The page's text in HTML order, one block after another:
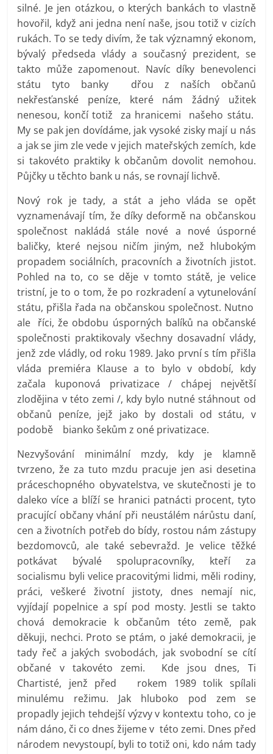
silné. Je jen otázkou, o kterých bankách to vlastně
hovořil, když ani jedna není naše, jsou totiž v cizích
rukách. To se tedy divím, že tak významný ekonom,
bývalý předseda vlády a současný prezident, se
takto může zapomenout. Navíc díky benevolenci
státu tyto banky dřou z naších občanů
nekřesťanské peníze, které nám žádný užitek
nenesou, končí totiž za hranicemi našeho státu.
My se pak jen dovídáme, jak vysoké zisky mají u nás
a jak se jim zle vede v jejich mateřských zemích, kde
si takovéto praktiky k občanům dovolit nemohou.
Půjčky u těchto bank u nás, se rovnají lichvě.
Nový rok je tady, a stát a jeho vláda se opět
vyznamenávají tím, že díky deformě na občanskou
společnost nakládá stále nové a nové úsporné
baličky, které nejsou ničím jiným, než hlubokým
propadem sociálních, pracovních a životních jistot.
Pohled na to, co se děje v tomto státě, je velice
tristní, je to o tom, že po rozkradení a vytunelování
státu, přišla řada na občanskou společnost. Nutno
ale říci, že obdobu úsporných balíků na občanské
společnosti praktikovaly všechny dosavadní vlády,
jenž zde vládly, od roku 1989. Jako první s tím přišla
vláda premiéra Klause a to bylo v období, kdy
začala kuponová privatizace / chápej největší
zlodějina v této zemi /, kdy bylo nutné stáhnout od
občanů peníze, jejž jako by dostali od státu, v
podobě bianko šekům z oné privatizace.
Nezvyšování minimální mzdy, kdy je klamně
tvrzeno, že za tuto mzdu pracuje jen asi desetina
práceschopného obyvatelstva, ve skutečnosti je to
daleko více a blíží se hranici patnácti procent, tyto
pracující občany vhání při neustálém nárůstu daní,
cen a životních potřeb do bídy, rostou nám zástupy
bezdomovců, ale také sebevražd. Je velice těžké
potkávat bývalé spolupracovníky, kteří za
socialismu byli velice pracovitými lidmi, měli rodiny,
práci, veškeré životní jistoty, dnes nemají nic,
vyjídají popelnice a spí pod mosty. Jestli se takto
chová demokracie k občanům této země, pak
děkuji, nechci. Proto se ptám, o jaké demokracii, je
tady řeč a jakých svobodách, jak svobodní se cítí
občané v takovéto zemi. Kde jsou dnes, Ti
Chartisté, jenž před rokem 1989 tolik spílali
minulému režimu. Jak hluboko pod zem se
propadly jejich tehdejší výzvy v kontextu toho, co je
nám dáno, či co dnes žijeme v této zemi. Dnes před
národem nevystoupí, byli to totiž oni, kdo nám tady